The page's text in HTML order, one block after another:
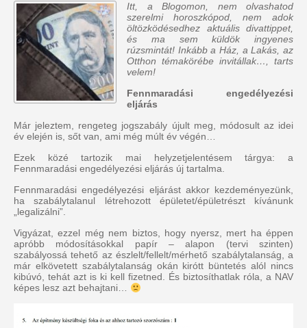
Itt, a Blogomon, nem olvashatod
szerelmi horoszkópod, nem adok
öltözködésedhez aktuális divattippet,
és ma sem küldök ingyenes
rúzsmintát! Inkább a Ház, a Lakás, az
Otthon témakörébe invitállak…, tarts
velem!
Fennmaradási engedélyezési
eljárás
Már jeleztem, rengeteg jogszabály újult meg, módosult az idei
év elején is, sőt van, ami még múlt év végén…
Ezek közé tartozik mai helyzetjelentésem tárgya: a
Fennmaradási engedélyezési eljárás új tartalma.
Fennmaradási engedélyezési eljárást akkor kezdeményezünk,
ha szabálytalanul létrehozott épületet/épületrészt kívánunk
„legalizálni”.
Vigyázat, ezzel még nem biztos, hogy nyersz, mert ha éppen
apróbb módosításokkal papír – alapon (tervi szinten)
szabályossá tehető az észlelt/fellelt/mérhető szabálytalanság, a
már elkövetett szabálytalanság okán kirótt büntetés alól nincs
kibúvó, tehát azt is ki kell fizetned. És biztosíthatlak róla, a NAV
képes lesz azt behajtani…